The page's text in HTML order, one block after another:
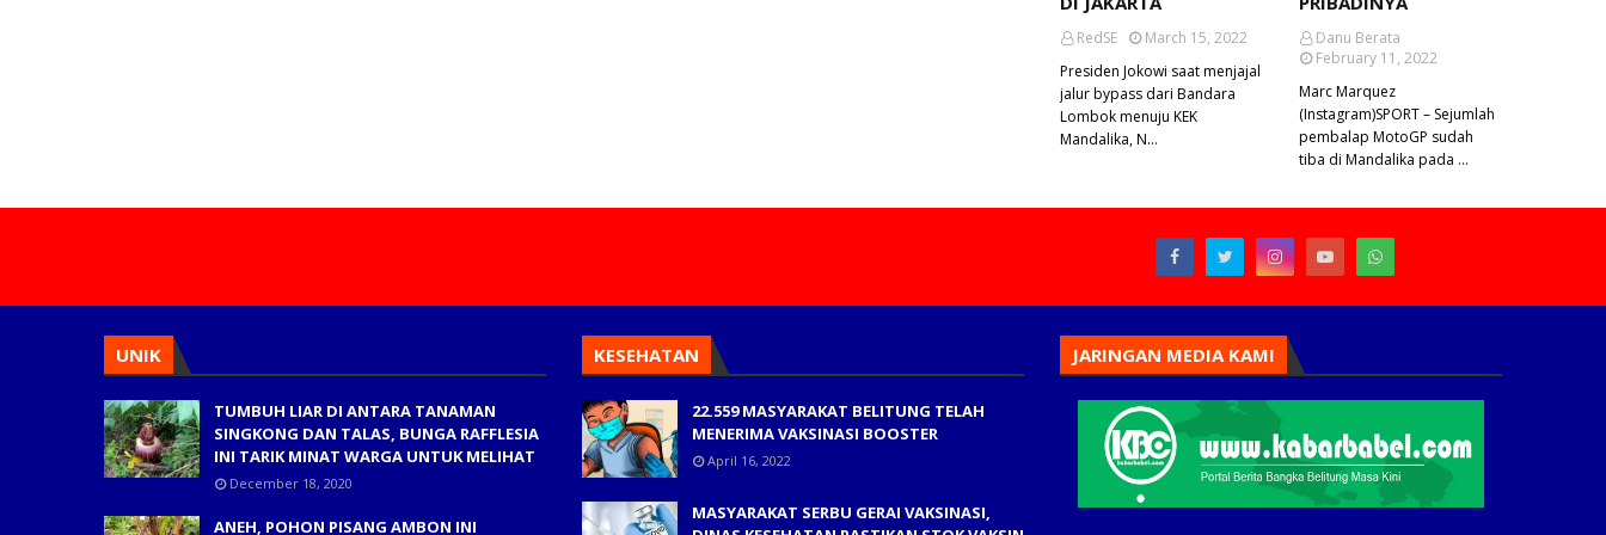
RedSE
March 15, 2022
Presiden Jokowi saat menjajal
jalur bypass dari Bandara
Lombok menuju KEK
Mandalika, N…
Danu Berata
February 11, 2022
Marc Marquez
(Instagram)SPORT – Sejumlah
pembalap MotoGP sudah
tiba di Mandalika pada …
UNIK
TUMBUH LIAR DI ANTARA TANAMAN
SINGKONG DAN TALAS, BUNGA RAFFLESIA
INI TARIK MINAT WARGA UNTUK MELIHAT
December 18, 2020
ANEH, POHON PISANG AMBON INI
KESEHATAN
22.559 MASYARAKAT BELITUNG TELAH
MENERIMA VAKSINASI BOOSTER
April 16, 2022
MASYARAKAT SERBU GERAI VAKSINASI,
JARINGAN MEDIA KAMI